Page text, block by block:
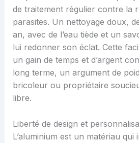
de traitement régulier contre la
parasites. Un nettoyage doux,
an, avec de l’eau tiède et un
lui redonner son éclat. Cette
un gain de temps et d’argent
long terme, un argument de
bricoleur ou propriétaire
libre.
Liberté de design et
L’aluminium est un matériau qui